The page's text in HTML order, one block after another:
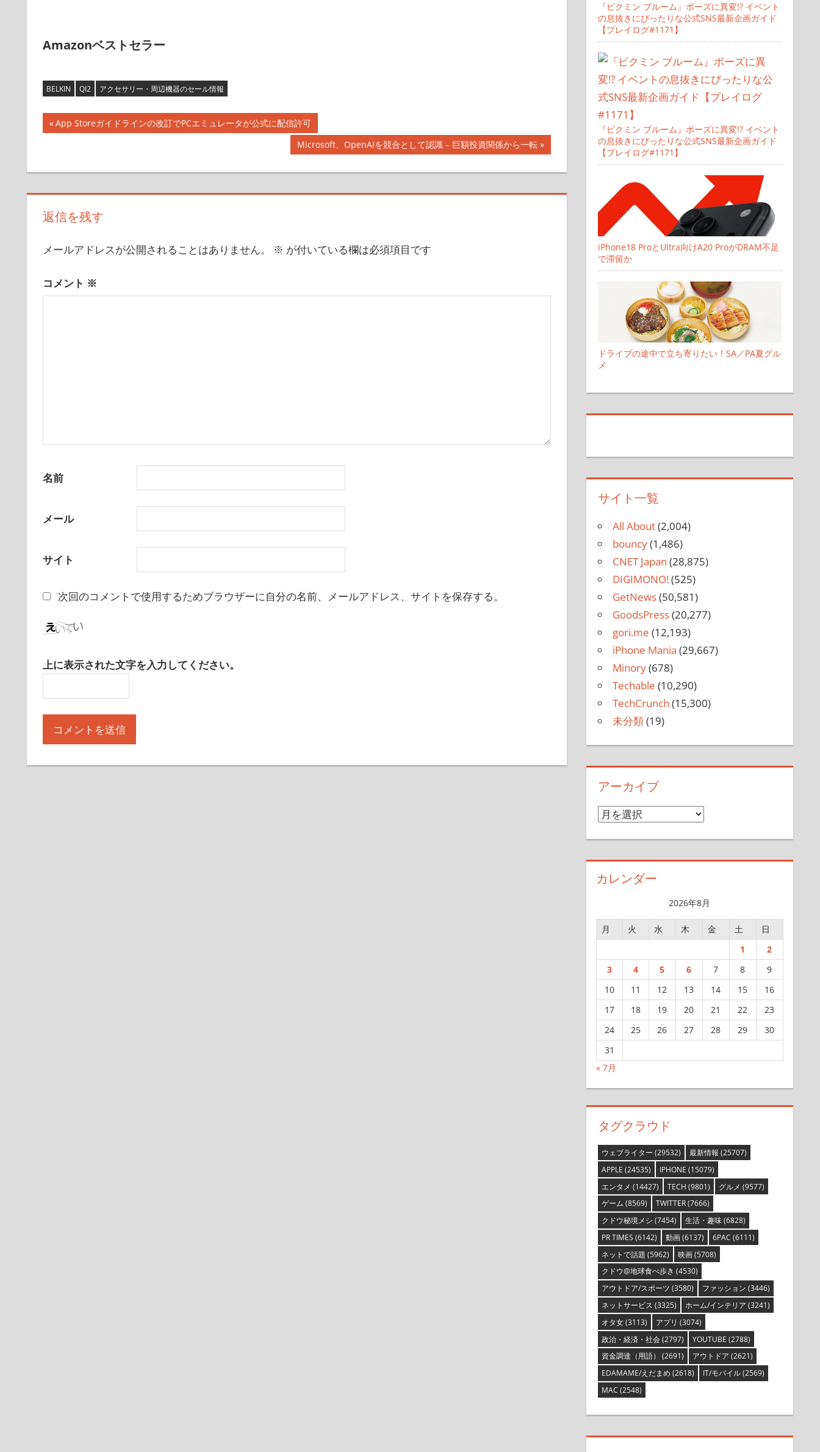
Amazonベストセラー
BELKIN QI2 アクセサリー・周辺機器のセール情報
投
ナ
ビ
ゲ
ー
ョ
前
の
App Storeガイドラインの改訂でPCエミュレータが公式に配信許可
次
の
記
Microsoft、OpenAIを競合として認識 – 巨額投資関係から一転
返信を残す
メールアドレスが公開されることはありません。 ※ が付いている欄は必須項目です
コメント ※
名前
メール
サイト
次回のコメントで使用するためブラウザーに自分の名前、メールアドレス、サイトを保存する。
上に表示された文字を入力してください。
『ピクミン ブルーム』ポーズに異変!? イベント
の息抜きにぴったりな公式SNS最新企画ガイド
【プレイログ#1171】
『ピクミン ブルーム』ポーズに異変!? イベント
の息抜きにぴったりな公式SNS最新企画ガイド
【プレイログ#1171】
iPhone18 ProとUltra向けA20 ProがDRAM不足
で滞留か
ドライブの途中で立ち寄りたい！SA／PA夏グル
メ
サイト一覧
All About(2,004)
bouncy(1,486)
CNET Japan (28,875)
DIGIMONO!(525)
GetNews(50,581)
GoodsPress(20,277)
gori.me (12,193)
iPhone Mania (29,667)
Minory(678)
Techable (10,290)
TechCrunch (15,300)
未分類(19)
アーカイブ
ア
ブ
カレンダー
2026年8月
月 火 水 木 金 土
日
1
2
3
4 5 6 7 8
9
10
11 12 13 14 15
16
17
18 19 20 21 22
23
24
25 26 27 28 29
30
31
« 7月
タグクラウド
ウェブライター (29532) 最新情報 (25707)
APPLE (24535) IPHONE (15079)
エンタメ (14427) TECH (9801) グルメ (9577)
ゲーム (8569) TWITTER(7666)
クドウ秘境メシ (7454) 生活・趣味(6828)
PR TIMES (6142) 動画(6137) 6PAC (6111)
ネットで話題 (5962) 映画(5708)
クドウ@地球食べ歩き (4530)
アウトドア/スポーツ (3580) ファッション (3446)
ネットサービス (3325) ホーム/インテリア (3241)
オタ女(3113) アプリ (3074)
政治・経済・社会(2797) YOUTUBE (2788)
資金調達（用語） (2691) アウトドア (2621)
EDAMAME/えだまめ (2618) IT/モバイル(2569)
MAC (2548)